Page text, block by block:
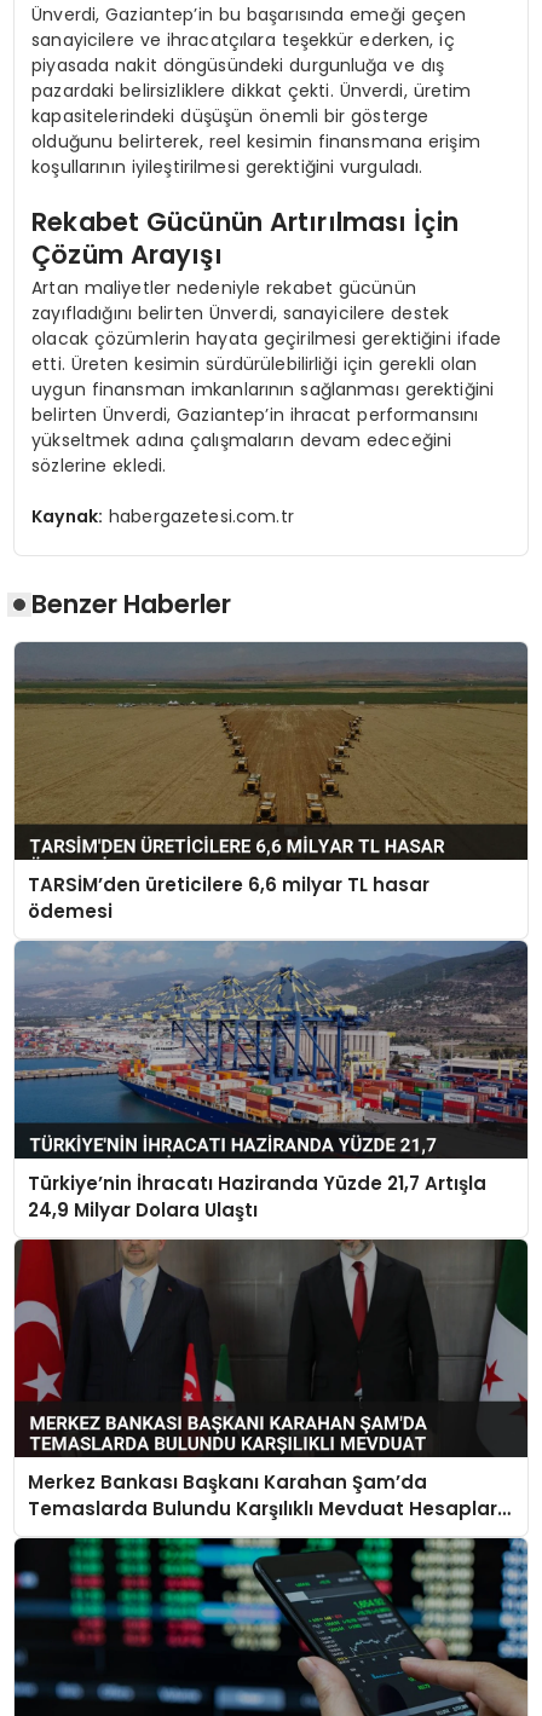
Ünverdi, Gaziantep’in bu başarısında emeği geçen
sanayicilere ve ihracatçılara teşekkür ederken, iç
piyasada nakit döngüsündeki durgunluğa ve dış
pazardaki belirsizliklere dikkat çekti. Ünverdi, üretim
kapasitelerindeki düşüşün önemli bir gösterge
olduğunu belirterek, reel kesimin finansmana erişim
koşullarının iyileştirilmesi gerektiğini vurguladı.
Rekabet Gücünün Artırılması İçin
Çözüm Arayışı
Artan maliyetler nedeniyle rekabet gücünün
zayıfladığını belirten Ünverdi, sanayicilere destek
olacak çözümlerin hayata geçirilmesi gerektiğini ifade
etti. Üreten kesimin sürdürülebilirliği için gerekli olan
uygun finansman imkanlarının sağlanması gerektiğini
belirten Ünverdi, Gaziantep’in ihracat performansını
yükseltmek adına çalışmaların devam edeceğini
sözlerine ekledi.
Kaynak: habergazetesi.com.tr
Benzer Haberler
TARSİM’den üreticilere 6,6 milyar TL hasar
ödemesi
Türkiye’nin İhracatı Haziranda Yüzde 21,7 Artışla
24,9 Milyar Dolara Ulaştı
Merkez Bankası Başkanı Karahan Şam’da
Temaslarda Bulundu Karşılıklı Mevduat Hesapları
Açılacak